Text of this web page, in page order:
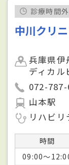
診療時間外
中川クリ
兵庫県伊
ディカル
072-
山本駅
リハビ
時間
09:00～